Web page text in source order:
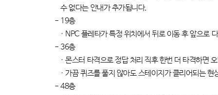
수 없다는 안내가 추가됩니다.
- 19층
· NPC 플레타가 특정 위치에서 뒤로 이동 후 앞으로
- 36층
·몬스터 타격으로 정답 처리 직후 한번 더 타격하면
·가끔 퀴즈를 풀지 않아도 스테이지가 클리어되는 현
- 48층